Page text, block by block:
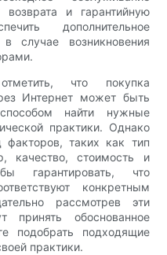
и гарантийную
дополнительное
случае возникновения
что покупка
Интернет может быть
найти нужные
практики. Однако
таких как тип
качество, стоимость и
гарантировать, что
конкретным
рассмотрев эти
принять обоснованное
подобрать подходящие
практики.